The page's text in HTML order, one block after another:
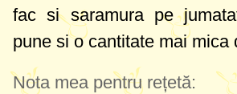
fac si saramura pe
pune si o cantitate mai mica
Nota mea pentru rețetă: